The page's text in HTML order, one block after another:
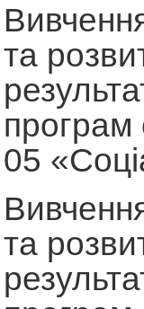
та
програм
05
та